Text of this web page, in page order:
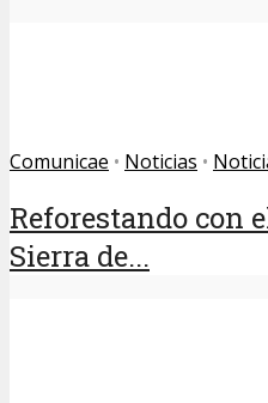
Comunicae • Noticias •
Reforestando con
Sierra de...